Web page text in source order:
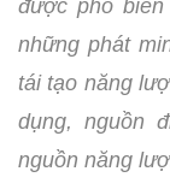
được phổ
những phát
tái tạo năng
dụng, nguồn
nguồn năng